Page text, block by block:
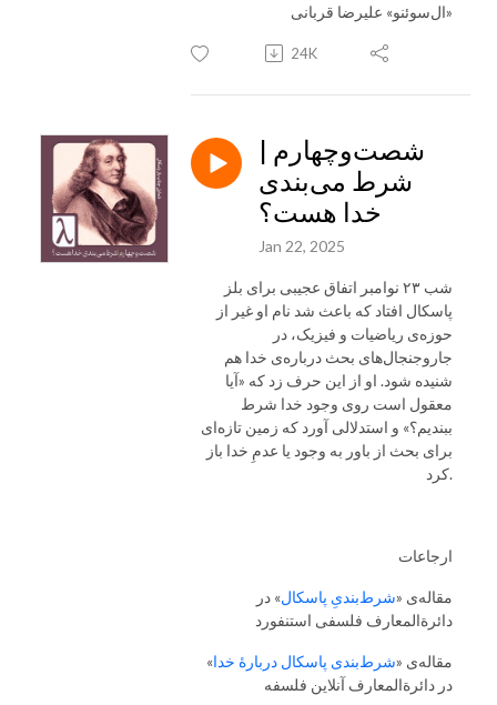
«ال‌سوئنو» علیرضا قربانی
24K
شصت‌و‌چهارم |
شرط می‌بندی
خدا هست؟
Jan 22, 2025
شب ۲۳ نوامبر اتفاق عجیبی برای بلز
پاسکال افتاد که باعث شد نام او غیر از
حوزه‌ی ریاضیات و فیزیک، در
جاروجنجال‌های بحث درباره‌‌ی خدا هم
شنیده شود. او از این حرف زد که «آیا
معقول است روی وجود خدا شرط
ببندیم؟» و استدلالی آورد که زمین تازه‌ای
برای بحث از باور به وجود یا عدمِ خدا باز
کرد.
ارجاعات
مقاله‌ی «شرط‌بندیِ پاسکال» در
دائرة‌المعارف فلسفی استنفورد
مقاله‌ی «شرط‌بندی پاسکال دربارهٔ خدا»
در دائرة‌المعارف آنلاین فلسفه